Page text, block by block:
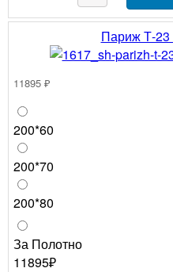
Париж Т-23
11895 ₽
200*60
200*70
200*80
За Полотно
11895₽